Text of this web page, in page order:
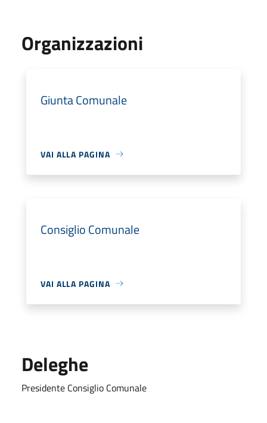
Organizzazioni
Giunta Comunale
VAI ALLA PAGINA
Consiglio Comunale
VAI ALLA PAGINA
Deleghe
Presidente Consiglio Comunale